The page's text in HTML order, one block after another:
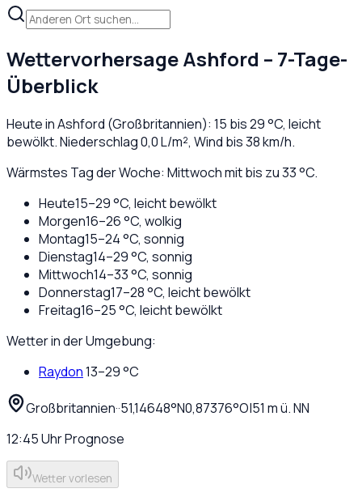
WettervorhersageAshford – 7-Tage-
Überblick
Heute inAshford (Großbritannien): 15 bis29°C, leicht
bewölkt. Niederschlag0,0L/m², Wind bis38km/h.
Wärmstes Tag der Woche: Mittwoch mit bis zu 33 °C.
Heute15–29°C, leicht bewölkt
Morgen16–26°C, wolkig
Montag15–24°C, sonnig
Dienstag14–29°C, sonnig
Mittwoch14–33°C, sonnig
Donnerstag17–28°C, leicht bewölkt
Freitag16–25°C, leicht bewölkt
Wetter in der Umgebung:
Raydon13–29°C
Großbritannien··51,14648°N0,87376°O|51 m ü. NN
12:45UhrPrognose
Wetter vorlesen